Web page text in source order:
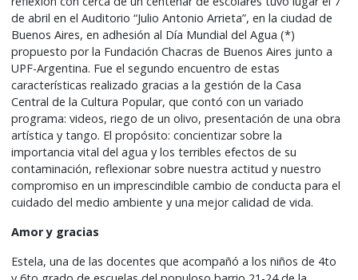
de abril en el Auditorio “Julio Antonio Arrieta”, en la ciudad de
Buenos Aires, en adhesión al Día Mundial del Agua (*)
propuesto por la Fundación Chacras de Buenos Aires junto a
UPF-Argentina. Fue el segundo encuentro de estas
características realizado gracias a la gestión de la Casa
Central de la Cultura Popular, que contó con un variado
programa: videos, riego de un olivo, presentación de una obra
artística y tango. El propósito: concientizar sobre la
importancia vital del agua y los terribles efectos de su
contaminación, reflexionar sobre nuestra actitud y nuestro
compromiso en un imprescindible cambio de conducta para el
cuidado del medio ambiente y una mejor calidad de vida.
Amor y gracias
Estela, una de las docentes que acompañó a los niños de 4to